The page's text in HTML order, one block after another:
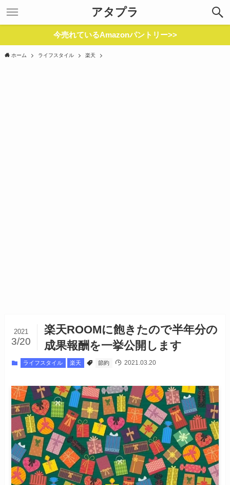
アタプラ
今売れているAmazonパントリー>>
ホーム ライフスタイル 楽天
楽天ROOMに飽きたので半年分の
成果報酬を一挙公開します
2021
3/20
ライフスタイル 楽天 節約 2021.03.20